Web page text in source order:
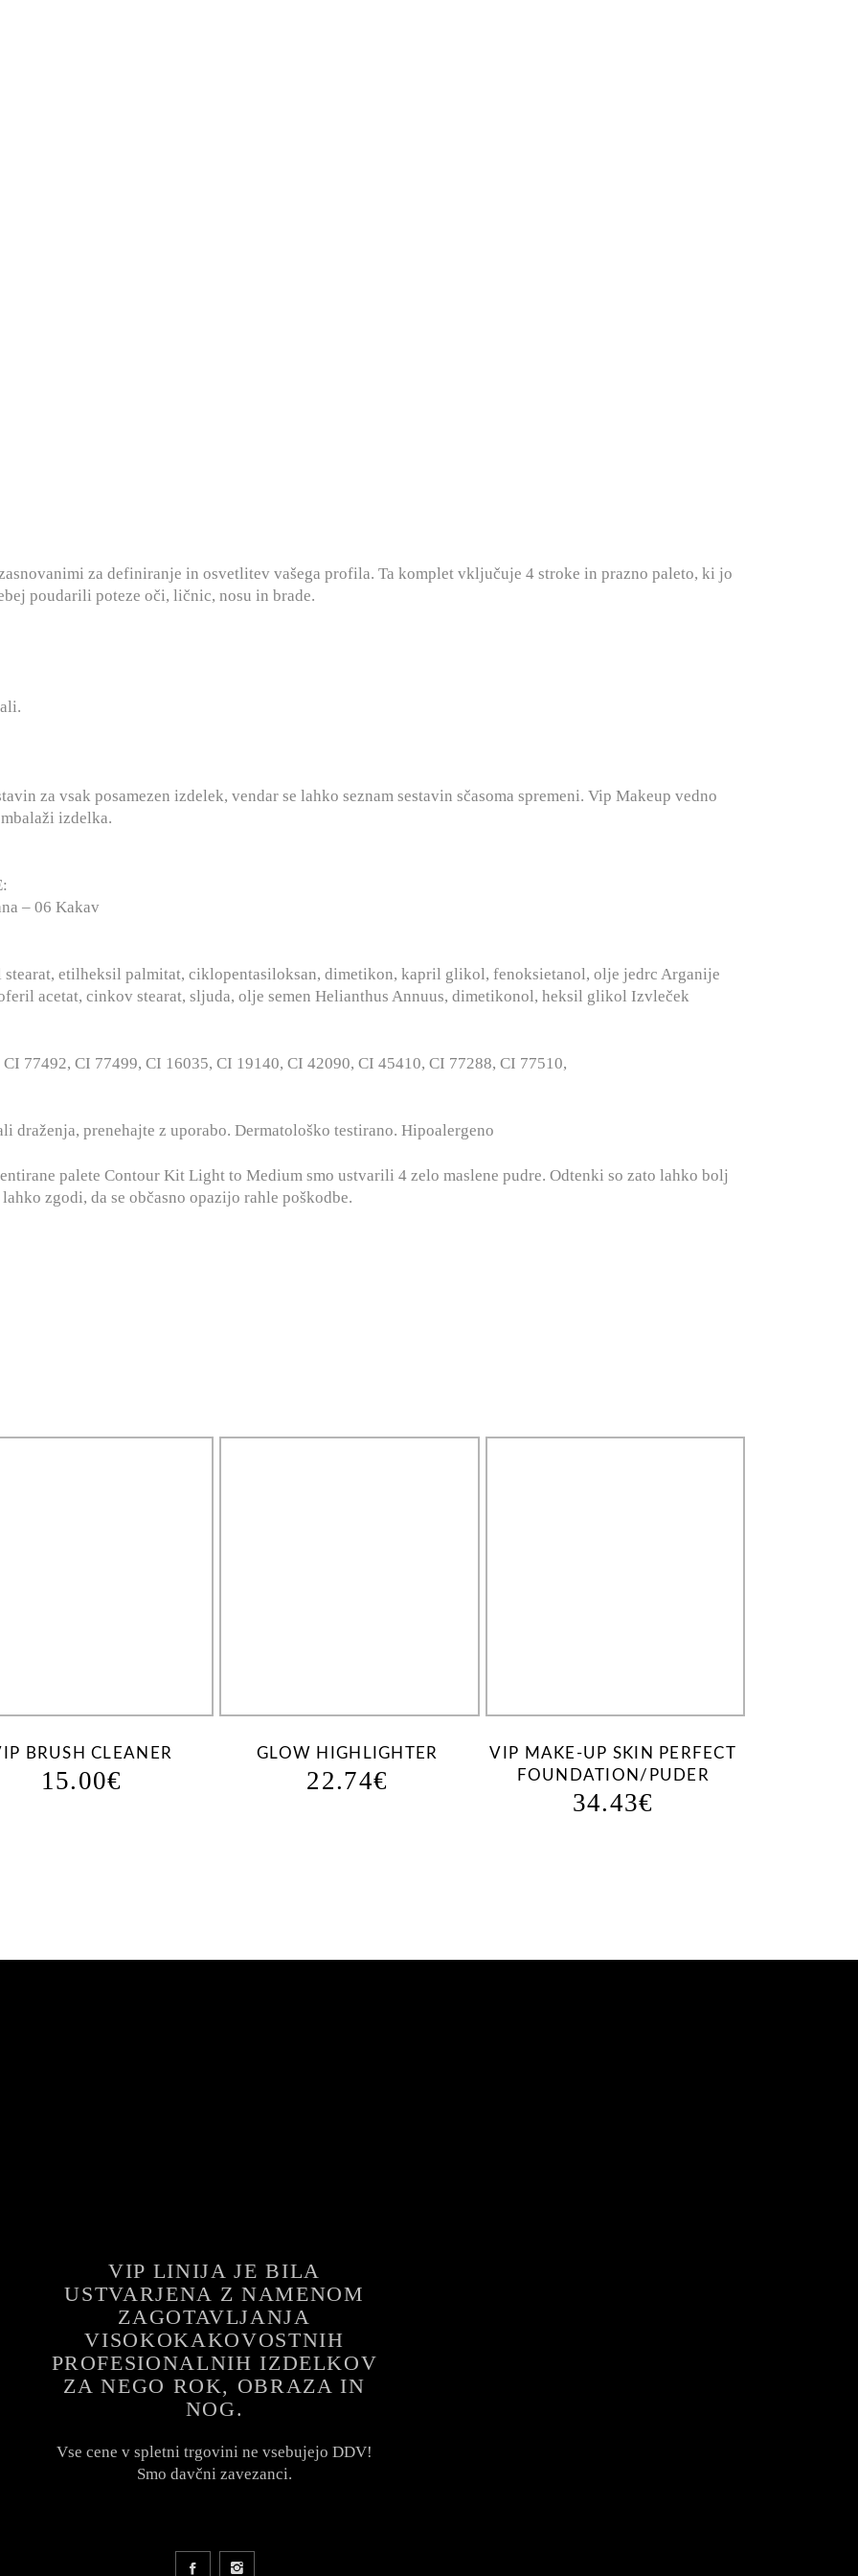
za definiranje in osvetlitev vašega profila. Ta komplet vključuje 4 stroke in prazno paleto, ki jo
poudarili poteze oči, ličnic, nosu in brade.
za vsak posamezen izdelek, vendar se lahko seznam sestavin sčasoma spremeni. Vip Makeup vedno
izdelka.
– 06 Kakav
etilheksil palmitat, ciklopentasiloksan, dimetikon, kapril glikol, fenoksietanol, olje jedrc Arganije
acetat, cinkov stearat, sljuda, olje semen Helianthus Annuus, dimetikonol, heksil glikol Izvleček
77492, CI 77499, CI 16035, CI 19140, CI 42090, CI 45410, CI 77288, CI 77510,
draženja, prenehajte z uporabo. Dermatološko testirano. Hipoalergeno
palete Contour Kit Light to Medium smo ustvarili 4 zelo maslene pudre. Odtenki so zato lahko bolj
zgodi, da se občasno opazijo rahle poškodbe.
BRUSH CLEANER
15.00€
GLOW HIGHLIGHTER
22.74€
VIP MAKE-UP SKIN PERFECT
FOUNDATION/PUDER
34.43€
VIP LINIJA JE BILA
USTVARJENA Z NAMENOM
ZAGOTAVLJANJA
VISOKOKAKOVOSTNIH
PROFESIONALNIH IZDELKOV
ZA NEGO ROK, OBRAZA IN
NOG.
Vse cene v spletni trgovini ne vsebujejo DDV!
Smo davčni zavezanci.